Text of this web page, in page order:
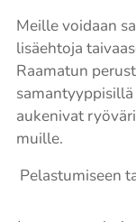
Meille voidaan
lisäehtoja
Raamatun
aukenivat
muille.
Pelastumiseen